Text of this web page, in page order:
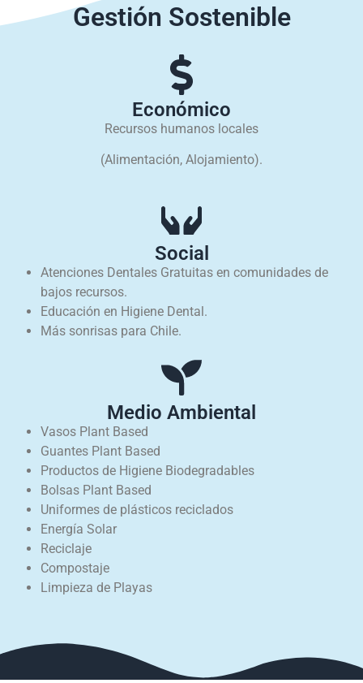
Gestión Sostenible
Económico
Recursos humanos locales
(Alimentación, Alojamiento).
Social
Atenciones Dentales Gratuitas en comunidades de
bajos recursos.
Educación en Higiene Dental.
Más sonrisas para Chile.
Medio Ambiental
Vasos Plant Based
Guantes Plant Based
Productos de Higiene Biodegradables
Bolsas Plant Based
Uniformes de plásticos reciclados
Energía Solar
Reciclaje
Compostaje
Limpieza de Playas